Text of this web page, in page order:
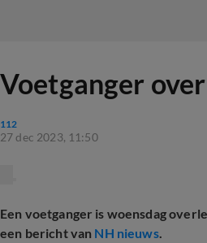
Voetganger
112
27 dec 2023, 11:50
Een voetganger is woensdag
een bericht van NH nieuws.